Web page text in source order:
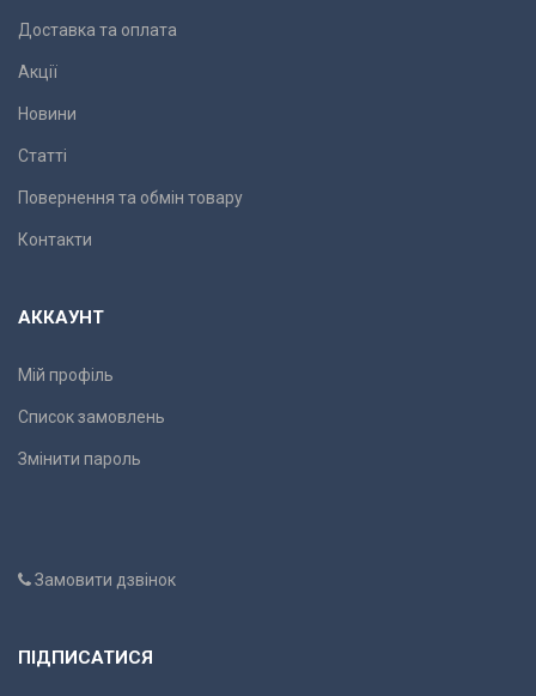
Доставка та оплата
Акції
Новини
Статті
Повернення та обмін товару
Контакти
АККАУНТ
Мій профіль
Список замовлень
Змінити пароль
Замовити дзвінок
ПІДПИСАТИСЯ